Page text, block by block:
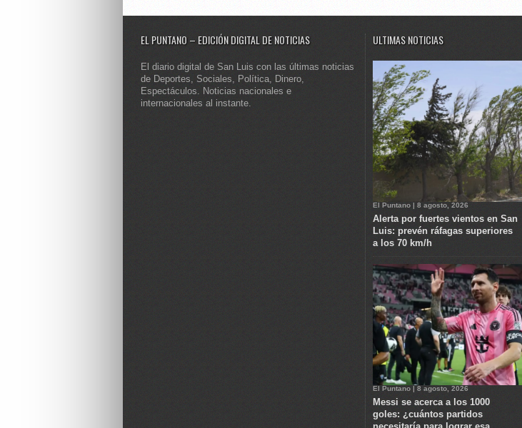
EL PUNTANO – EDICIÓN DIGITAL DE NOTICIAS
El diario digital de San Luis con las últimas noticias
de Deportes, Sociales, Política, Dinero,
Espectáculos. Noticias nacionales e
internacionales al instante.
ULTIMAS NOTICIAS
El Puntano | 8 agosto, 2026
Alerta por fuertes vientos en San
Luis: prevén ráfagas superiores
a los 70 km/h
El Puntano | 8 agosto, 2026
Messi se acerca a los 1000
goles: ¿cuántos partidos